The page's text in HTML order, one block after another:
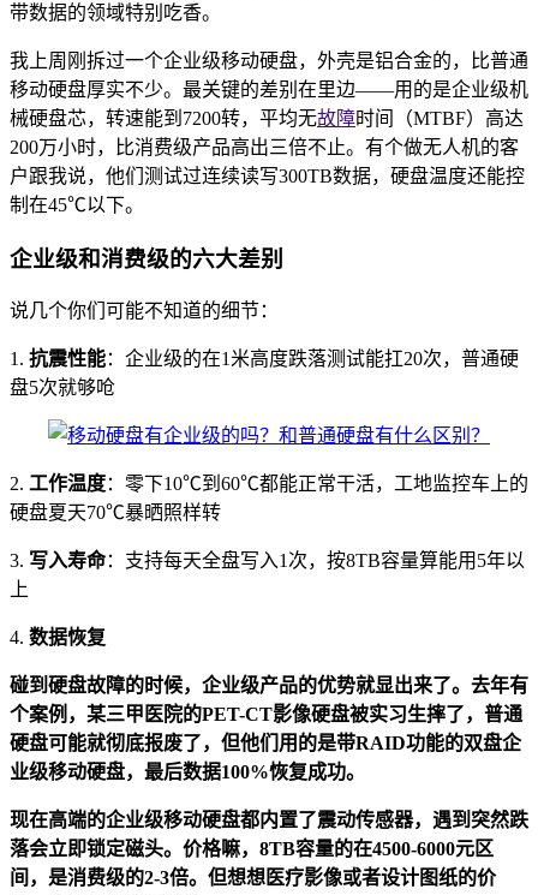
带数据的领域特别吃香。
我上周刚拆过一个企业级移动硬盘，外壳是铝合金的，比普通
移动硬盘厚实不少。最关键的差别在里边——用的是企业级机
械硬盘芯，转速能到7200转，平均无故障时间（MTBF）高达
200万小时，比消费级产品高出三倍不止。有个做无人机的客
户跟我说，他们测试过连续读写300TB数据，硬盘温度还能控
制在45℃以下。
企业级和消费级的六大差别
说几个你们可能不知道的细节：
1. 抗震性能：企业级的在1米高度跌落测试能扛20次，普通硬
盘5次就够呛
2. 工作温度：零下10℃到60℃都能正常干活，工地监控车上的
硬盘夏天70℃暴晒照样转
3. 写入寿命：支持每天全盘写入1次，按8TB容量算能用5年以
上
4. 数据恢复
碰到硬盘故障的时候，企业级产品的优势就显出来了。去年有
个案例，某三甲医院的PET-CT影像硬盘被实习生摔了，普通
硬盘可能就彻底报废了，但他们用的是带RAID功能的双盘企
业级移动硬盘，最后数据100%恢复成功。
现在高端的企业级移动硬盘都内置了震动传感器，遇到突然跌
落会立即锁定磁头。价格嘛，8TB容量的在4500-6000元区
间，是消费级的2-3倍。但想想医疗影像或者设计图纸的价